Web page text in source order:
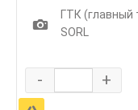
1
ГТК (главный
SORL
- +